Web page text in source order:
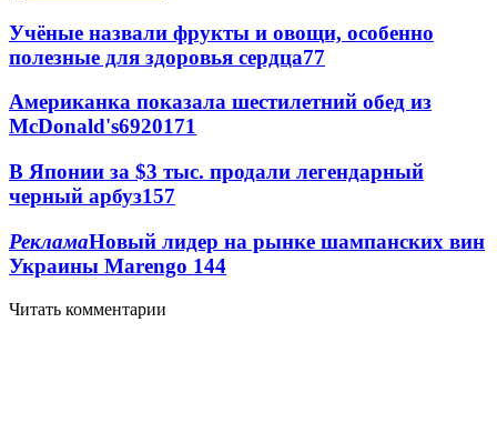
Учёные назвали фрукты и овощи, особенно
полезные для здоровья сердца77
Американка показала шестилетний обед из
McDonald's6920171
В Японии за $3 тыс. продали легендарный
черный арбуз157
РекламаНовый лидер на рынке шампанских вин
Украины Marengo 144
Читать комментарии